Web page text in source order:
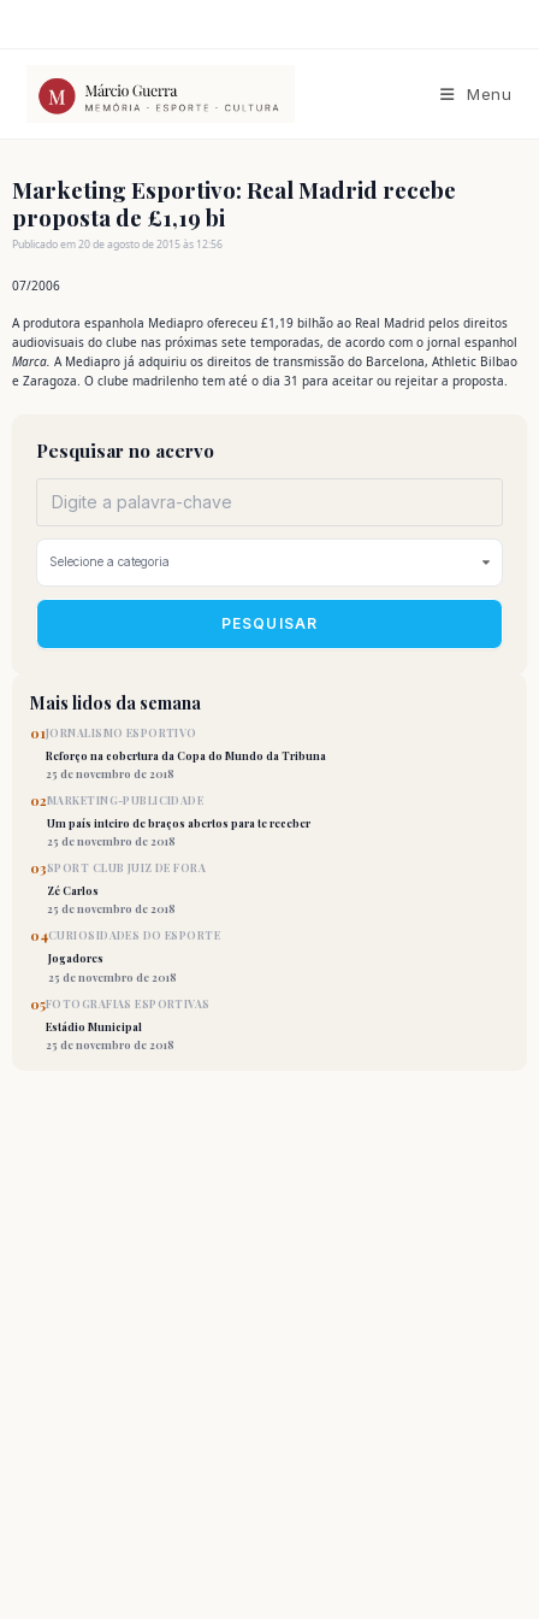
conteúdo
Menu
Marketing Esportivo: Real Madrid recebe
proposta de £1,19 bi
Publicado em 20 de agosto de 2015 às 12:56
07/2006
A produtora espanhola Mediapro ofereceu £1,19 bilhão ao Real Madrid pelos direitos
audiovisuais do clube nas próximas sete temporadas, de acordo com o jornal espanhol
Marca. A Mediapro já adquiriu os direitos de transmissão do Barcelona, Athletic Bilbao
e Zaragoza. O clube madrilenho tem até o dia 31 para aceitar ou rejeitar a proposta.
Pesquisar no acervo
PESQUISAR
Mais lidos da semana
01JORNALISMO ESPORTIVO
Reforço na cobertura da Copa do Mundo da Tribuna
25 de novembro de 2018
02MARKETING-PUBLICIDADE
Um país inteiro de braços abertos para te receber
25 de novembro de 2018
03SPORT CLUB JUIZ DE FORA
Zé Carlos
25 de novembro de 2018
04CURIOSIDADES DO ESPORTE
Jogadores
25 de novembro de 2018
05FOTOGRAFIAS ESPORTIVAS
Estádio Municipal
25 de novembro de 2018